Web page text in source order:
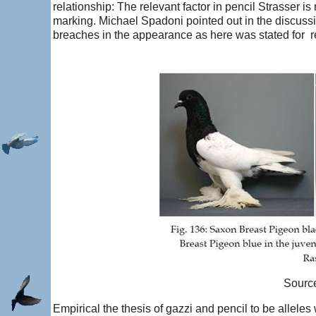
relationship: The relevant factor in pencil Strasser
marking. Michael Spadoni pointed out in the
breaches in the appearance as here was stated for
Empirical the thesis of gazzi and pencil to be